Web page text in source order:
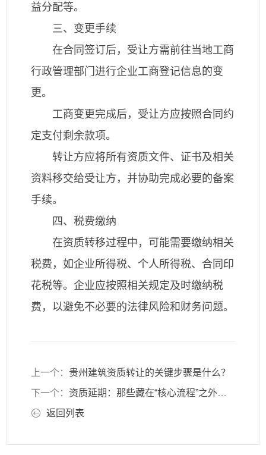
益分配等。
三、变更手续
在合同签订后，受让方需前往当地工商
行政管理部门进行企业工商登记信息的变
更。
工商变更完成后，受让方应按照合同约
定支付剩余款项。
转让方应将所有资质文件、证书及相关
资料移交给受让方，并协助完成必要的备案
手续。
四、税费缴纳
在资质转移过程中，可能需要缴纳相关
税费，如企业所得税、个人所得税、合同印
花税等。企业应按照相关规定及时缴纳税
费，以避免不必要的法律风险和财务问题。
上一个： 贵州建筑资质转让的关键步骤是什么？
下一个： 资质延期：那些藏在“核心流程”之外的隐形陷阱
返回列表